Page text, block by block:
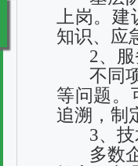
上岗。建
知识、应
2、服
不同项
等问题。
追溯，制
3、技
多数企